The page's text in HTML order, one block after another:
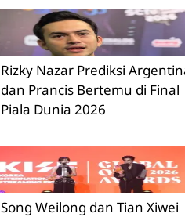
Rizky Nazar Prediksi
dan Prancis Bertemu di Final
Piala Dunia 2026
Song Weilong dan Tian Xiwei